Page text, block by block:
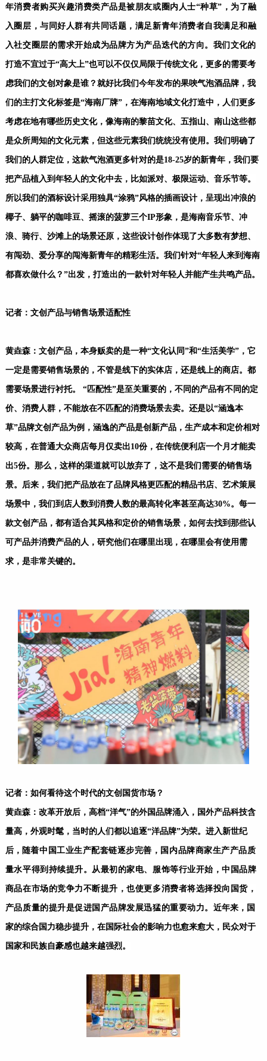
年消费者购买兴趣消费类产品是被朋友或圈内人士“种草”，为了融
入圈层，与同好人群有共同话题，满足新青年消费者自我满足和融
入社交圈层的需求开始成为品牌方为产品迭代的方向。我们 文化的
打造不宜过于“高大上”也可以不仅仅局限于传统文化，更多的需要考
虑我们的文创对象是谁？就好比我们今年发布的果唊气泡酒品牌，我
们的主打文化标签是“海南厂牌”，在海南地域文化打造中，人们更多
考虑在地有哪些历史文化，像海南的黎苗文化、五指山、南山这些都
是众所周知的文化元素，但这些元素我们统统没有使用。我们明确了
我们的人群定位，这款气泡酒更多针对的是18-25岁的新青年，我们要
把产品植入到年轻人的文化中去，比如派对、极限运动、音乐节等。
所以我们的酒标设计采用独具“涂鸦”风格的插画设计，呈现出冲浪的
椰子、躺平的咖啡豆、摇滚的菠萝三个IP形象，是海南音乐节、冲
浪、骑行、沙滩上的场景还原，这些设计创作体现了大多数有梦想、
有闯劲、爱分享的闯海新青年的精彩生活。我们针对“年轻人来到海南
都喜欢做什么？”出发，打造出的一款针对年轻人并能产生共鸣产品。
记者：文创产品与销售场景适配性
黄垚森：文创产品，本身贩卖的是一种“文化认同”和“生活美学”，它
一定是需要销售场景的，不管是线下的实体店，还是线上的商店。都
需要场景进行衬托。 “匹配性”是至关重要的，不同的产品有不同的定
价、消费人群，不能放在不匹配的消费场景去卖。还是以“涵逸本
草”品牌文创产品为例，涵逸的产品是创新产品，生产成本和定价相对
较高，在普通大众商店每月仅卖出10份，在传统便利店一个月才能卖
出5份。那么，这样的渠道就可以放弃了，这不是我们需要的销售场
景。后来，我们把产品放在了品牌风格更匹配的精品书店、艺术策展
场景中，我们到店人数到消费人数的最高转化率甚至高达30%。每一
款文创产品，都有适合其风格和定价的销售场景，如何去找到那些认
可产品并消费产品的人，研究他们在哪里出现，在哪里会有使用需
求，是非常关键的。
记者：如何看待这个时代的文创国货市场？
黄垚森：改革开放后，高档“洋气”的外国品牌涌入，国外产品科技含
量高，外观时髦，当时的人们都以追逐“洋品牌”为荣。进入新世纪
后， 随着中国工业生产配套链逐步完善，国内品牌商家生产产品质
量水平得到持续提升。从最初的家电、服饰等行业开始，中国品牌
商品在市场的竞争力不断提升，也使更多消费者将选择投向国货，
产品质量的提升是促进国产品牌发展迅猛的重要动力。 近年来，国
家的综合国力稳步提升，在国际社会的影响力也愈来愈大，民众对于
国家和民族自豪感也越来越强烈。